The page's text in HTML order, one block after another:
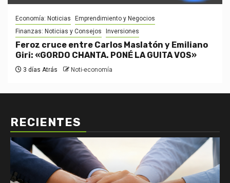
Economía: Noticias
Emprendimiento y Negocios
Finanzas: Noticias y Consejos
Inversiones
Feroz cruce entre Carlos Maslatón y Emiliano
Giri: «GORDO CHANTA. PONÉ LA GUITA VOS»
3 días Atrás Noti-economía
RECIENTES